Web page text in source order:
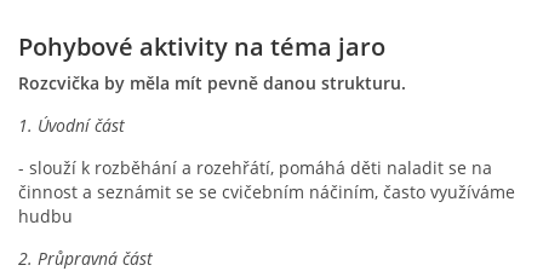
O MĚ
FOTOALBUM
DĚJINY VÝTVARNÉHO UMĚNÍ
Pohybové aktivity na téma jaro
Rozcvička by měla mít pevně danou strukturu.
1. Úvodní část
- slouží k rozběhání a rozehřátí, pomáhá děti naladit se na
činnost a seznámit se se cvičebním náčiním, často využíváme
hudbu
2. Průpravná část